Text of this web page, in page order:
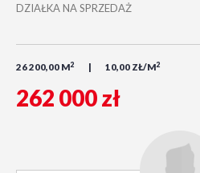
DZIAŁKA NA SPRZEDAŻ
26 200,00 M2 10,00 ZŁ/M2
262 000 zł